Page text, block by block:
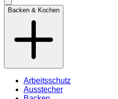
Backen & Kochen
Arbeitsschutz
Ausstecher